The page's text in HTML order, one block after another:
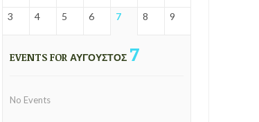
3 4 5 6 7 8 9
EVENTS FOR ΑΎΓΟΥΣΤΟΣ 7
No Events